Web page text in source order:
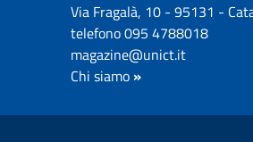
Via Fragalà, 10 - 95131 -
telefono 095 4788018
magazine@unict.it
Chi siamo »